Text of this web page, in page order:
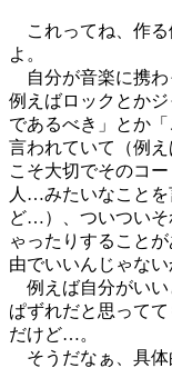
これってね、作る
よ。
自分が音楽に携わ
例えばロックとか
であるべき」とか
言われていて（例
こそ大切でそのコ
人…みたいなことを
ど…）、ついついそ
ゃったりすること
由でいいんじゃな
例えば自分がいい
ぱずれだと思って
だけど…。
そうだなぁ、具体